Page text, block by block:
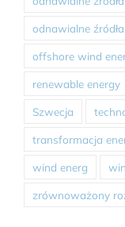
odnawialne
offshore wind
renewable energy
Szwecja
transformacja
wind energ
zrównoważony